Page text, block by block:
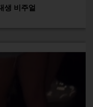
생 비주얼